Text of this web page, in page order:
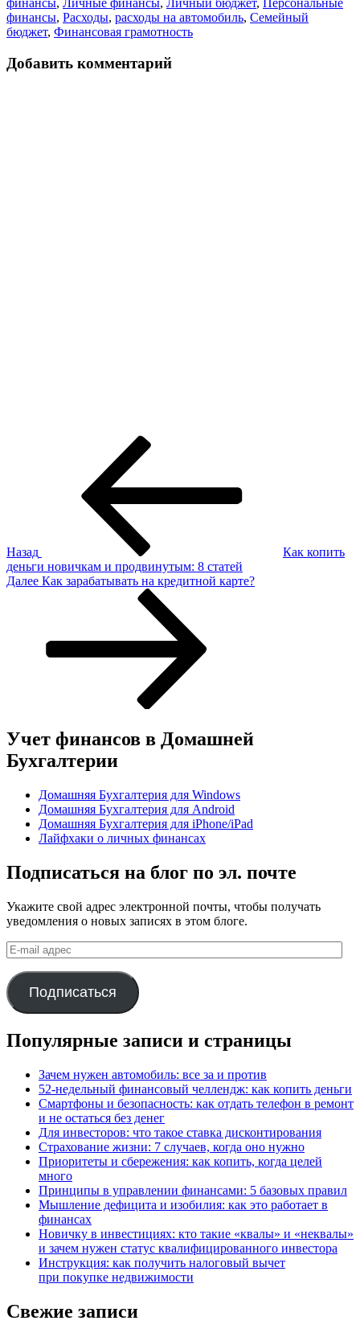
финансы, Расходы, расходы на автомобиль, Семейный
бюджет, Финансовая грамотность
Добавить комментарий
Назад
Как копить
деньги новичкам и продвинутым: 8 статей
Следующая
Далее Как зарабатывать на кредитной карте?
Учет финансов в Домашней
Бухгалтерии
Домашняя Бухгалтерия для Windows
Домашняя Бухгалтерия для Android
Домашняя Бухгалтерия для iPhone/iPad
Лайфхаки о личных финансах
Подписаться на блог по эл. почте
Укажите свой адрес электронной почты, чтобы получать
уведомления о новых записях в этом блоге.
E-
mail
адрес
Подписаться
Популярные записи и страницы
Зачем нужен автомобиль: все за и против
52-недельный финансовый челлендж: как копить деньги
Смартфоны и безопасность: как отдать телефон в ремонт
и не остаться без денег
Для инвесторов: что такое ставка дисконтирования
Страхование жизни: 7 случаев, когда оно нужно
Приоритеты и сбережения: как копить, когда целей
много
Принципы в управлении финансами: 5 базовых правил
Мышление дефицита и изобилия: как это работает в
финансах
Новичку в инвестициях: кто такие «квалы» и «неквалы»
и зачем нужен статус квалифицированного инвестора
Инструкция: как получить налоговый вычет
при покупке недвижимости
Свежие записи